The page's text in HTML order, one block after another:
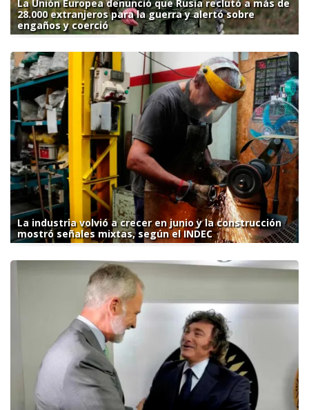
La Unión Europea denunció que Rusia reclutó a más de
28.000 extranjeros para la guerra y alertó sobre
engaños y coerció
La industria volvió a crecer en junio y la construcción
mostró señales mixtas, según el INDEC